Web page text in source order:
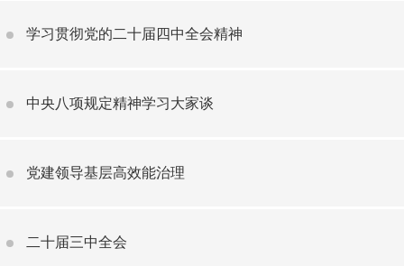
学习贯彻党的二十届四中全会精神
中央八项规定精神学习大家谈
党建领导基层高效能治理
二十届三中全会